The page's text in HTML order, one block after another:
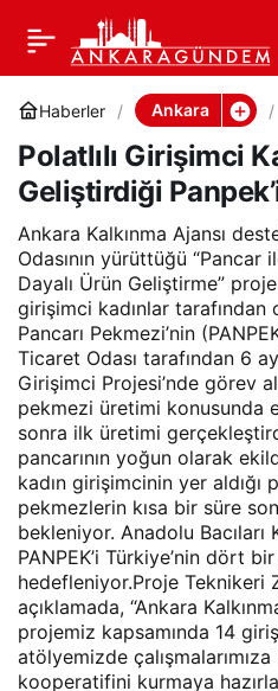
Haberler Ankara
Polatlılı Girişimci
Geliştirdiği
Ankara Kalkınma Ajansı
Odasının yürüttüğü “Pancar
Dayalı Ürün Geliştirme”
girişimci kadınlar tarafından
Pancarı Pekmezi’nin
Ticaret Odası tarafından 6
Girişimci Projesi’nde görev
pekmezi üretimi konusunda
sonra ilk üretimi
pancarının yoğun olarak
kadın girişimcinin yer aldığı
pekmezlerin kısa bir süre
bekleniyor. Anadolu Bacıları
PANPEK’i Türkiye’nin dört
hedefleniyor.Proje Teknikeri
açıklamada, “Ankara
projemiz kapsamında 14
atölyemizde
kooperatifini kurmaya
Polatlılı Girişimci
Kadınların Geliştirdiği
Panpek’in Üretimi Başladı